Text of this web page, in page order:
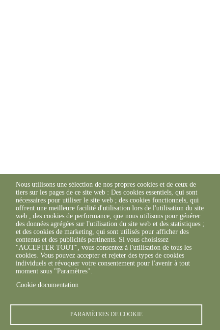
Nous utilisons une sélection de nos propres cookies et de ceux de
tiers sur les pages de ce site web : Des cookies essentiels, qui sont
nécessaires pour utiliser le site web ; des cookies fonctionnels, qui
offrent une meilleure facilité d'utilisation lors de l'utilisation du site
web ; des cookies de performance, que nous utilisons pour générer
des données agrégées sur l'utilisation du site web et des statistiques ;
et des cookies de marketing, qui sont utilisés pour afficher des
contenus et des publicités pertinents. Si vous choisissez
"ACCEPTER TOUT", vous consentez à l'utilisation de tous les
cookies. Vous pouvez accepter et rejeter des types de cookies
individuels et révoquer votre consentement pour l'avenir à tout
moment sous "Paramètres".
Cookie documentation
PARAMÈTRES DE COOKIE